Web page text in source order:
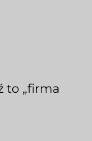
to „firma